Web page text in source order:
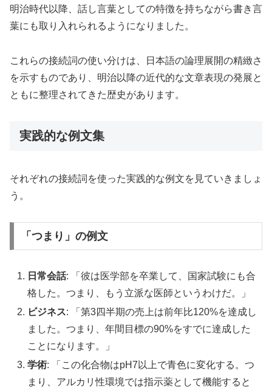
明治時代以降、話し言葉としての特徴を持ちながら書き言
葉にも取り入れられるようになりました。
これらの接続詞の使い分けは、日本語の論理展開の精緻さ
を示すものであり、明治以降の近代的な文章表現の発展と
ともに整理されてきた歴史があります。
実践的な例文集
それぞれの接続詞を使った実践的な例文を見ていきましょ
う。
「つまり」の例文
日常会話: 「彼は医学部を卒業して、国家試験にも合
格した。つまり、もう立派な医師というわけだ。」
ビジネス: 「第3四半期の売上は前年比120%を達成し
ました。つまり、年間目標の90%をすでに達成した
ことになります。」
学術: 「この化合物はpH7以上で青色に変化する。つ
まり、アルカリ性環境では指示薬として機能すると